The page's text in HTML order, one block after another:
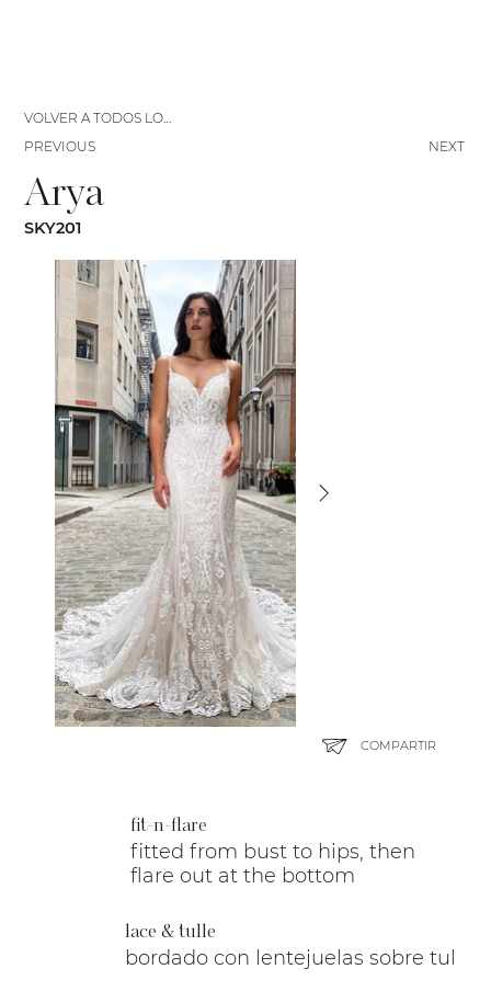
fit-n-flare
fitted from bust to hips, then
flare out at the bottom
lace & tulle
bordado con lentejuelas sobre tul
Arya
SKY201
COMPARTIR
NEXT
VOLVER A TODOS LOS VESTIDOS
PREVIOUS